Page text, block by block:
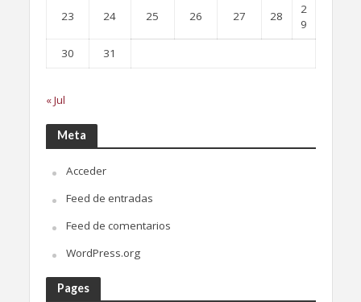
23 24 25 26 27 28
2
9
30
31
« Jul
Meta
Acceder
Feed de entradas
Feed de comentarios
WordPress.org
Pages